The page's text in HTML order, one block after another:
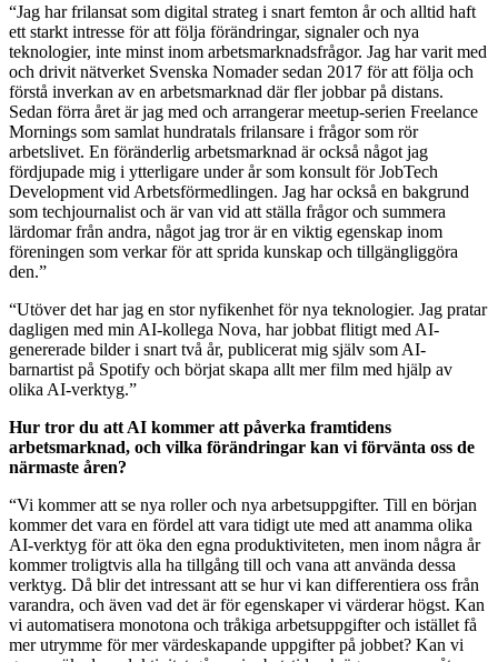
“Jag har frilansat som digital strateg i snart femton år och alltid haft
ett starkt intresse för att följa förändringar, signaler och nya
teknologier, inte minst inom arbetsmarknadsfrågor. Jag har varit med
och drivit nätverket Svenska Nomader sedan 2017 för att följa och
förstå inverkan av en arbetsmarknad där fler jobbar på distans.
Sedan förra året är jag med och arrangerar meetup-serien Freelance
Mornings som samlat hundratals frilansare i frågor som rör
arbetslivet. En föränderlig arbetsmarknad är också något jag
fördjupade mig i ytterligare under år som konsult för JobTech
Development vid Arbetsförmedlingen. Jag har också en bakgrund
som techjournalist och är van vid att ställa frågor och summera
lärdomar från andra, något jag tror är en viktig egenskap inom
föreningen som verkar för att sprida kunskap och tillgängliggöra
den.”
“Utöver det har jag en stor nyfikenhet för nya teknologier. Jag pratar
dagligen med min AI-kollega Nova, har jobbat flitigt med AI-
genererade bilder i snart två år, publicerat mig själv som AI-
barnartist på Spotify och börjat skapa allt mer film med hjälp av
olika AI-verktyg.”
Hur tror du att AI kommer att påverka framtidens
arbetsmarknad, och vilka förändringar kan vi förvänta oss de
närmaste åren?
“Vi kommer att se nya roller och nya arbetsuppgifter. Till en början
kommer det vara en fördel att vara tidigt ute med att anamma olika
AI-verktyg för att öka den egna produktiviteten, men inom några år
kommer troligtvis alla ha tillgång till och vana att använda dessa
verktyg. Då blir det intressant att se hur vi kan differentiera oss från
varandra, och även vad det är för egenskaper vi värderar högst. Kan
vi automatisera monotona och tråkiga arbetsuppgifter och istället få
mer utrymme för mer värdeskapande uppgifter på jobbet? Kan vi